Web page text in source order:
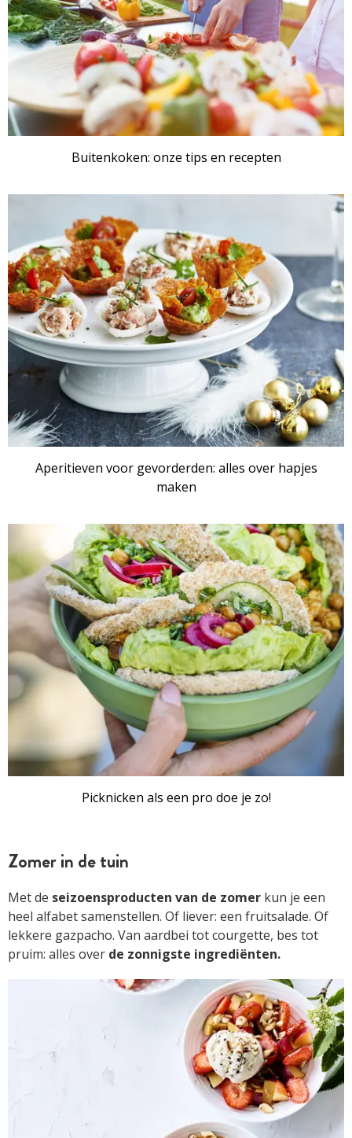
Buitenkoken: onze tips en recepten
Aperitieven voor gevorderden: alles over hapjes
maken
ARTIKEL
Picknicken als een pro doe je zo!
Zomer in de tuin
Met de seizoensproducten van de zomer kun je een
heel alfabet samenstellen. Of liever: een fruitsalade. Of
lekkere gazpacho. Van aardbei tot courgette, bes tot
pruim: alles over de zonnigste ingrediënten.
ARTIKEL